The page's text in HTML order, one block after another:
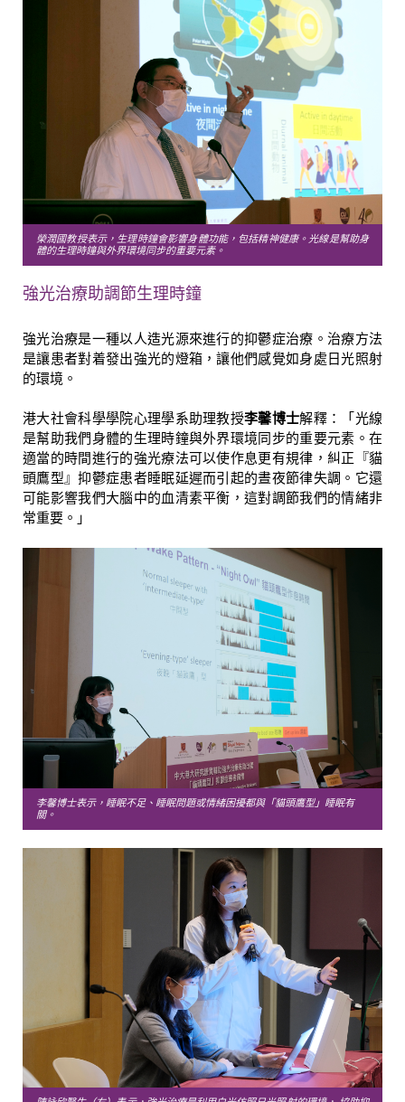
榮潤國教授表示，生理時鐘會影響身體功能，包括精神健康。光線是幫助身
體的生理時鐘與外界環境同步的重要元素。
強光治療助調節生理時鐘
強光治療是一種以人造光源來進行的抑鬱症治療。治療方法
是讓患者對着發出強光的燈箱，讓他們感覺如身處日光照射
的環境。
港大社會科學學院心理學系助理教授李馨博士解釋：「光線
是幫助我們身體的生理時鐘與外界環境同步的重要元素。在
適當的時間進行的強光療法可以使作息更有規律，糾正『貓
頭鷹型』抑鬱症患者睡眠延遲而引起的晝夜節律失調。它還
可能影響我們大腦中的血清素平衡，這對調節我們的情緒非
常重要。」
李馨博士表示，睡眠不足、睡眠問題或情緒困擾都與「貓頭鷹型」睡眠有
關。